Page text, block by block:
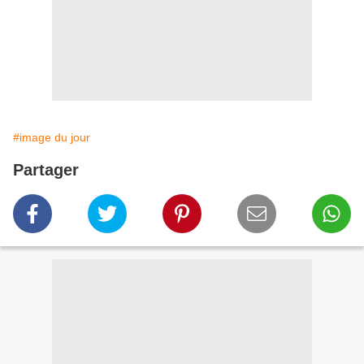
#image du jour
Partager